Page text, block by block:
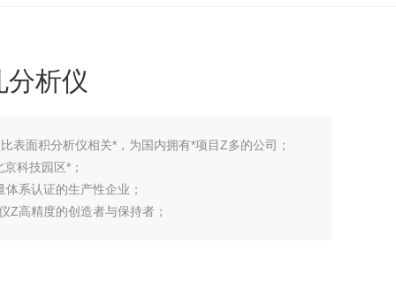
分析仪
表面积分析仪相关*，为国内拥有*项目Z多的公司；
科技园区*；
系认证的生产性企业；
Z高精度的创造者与保持者；